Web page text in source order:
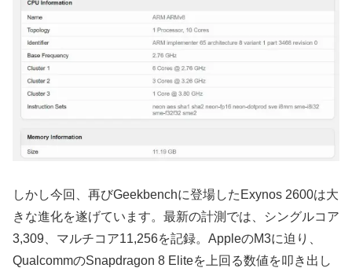
しかし今回、再びGeekbenchに登場したExynos 2600は大
きな進化を遂げています。最新の計測では、シングルコア
3,309、マルチコア11,256を記録。AppleのM3に迫り、
QualcommのSnapdragon 8 Eliteを上回る数値を叩き出し